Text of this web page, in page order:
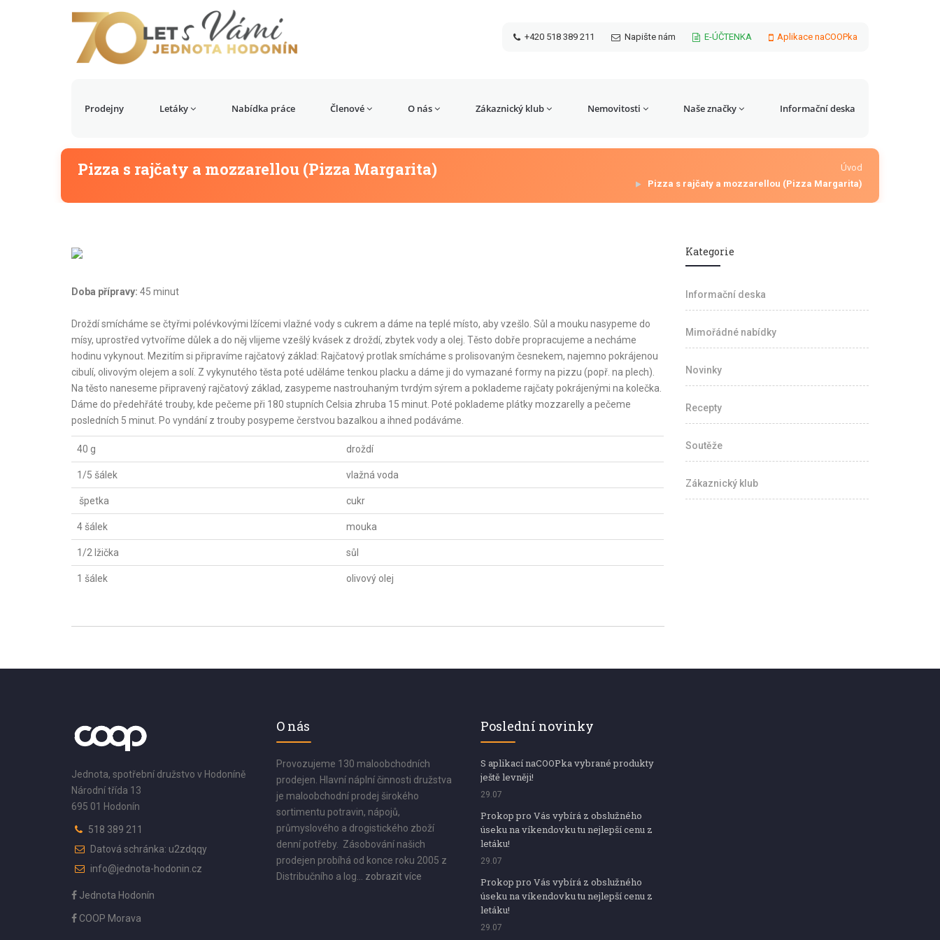
+420 518 389 211 Napište nám E-ÚČTENKA Aplikace naCOOPka
Prodejny Letáky Nabídka práce Členové O nás Zákaznický klub Nemovitosti Naše značky Informační deska
Pizza s rajčaty a mozzarellou (Pizza Margarita)
Úvod
Pizza s rajčaty a mozzarellou (Pizza Margarita)
Doba přípravy: 45 minut
Droždí smícháme se čtyřmi polévkovými lžícemi vlažné vody s cukrem a dáme na teplé místo, aby vzešlo. Sůl a mouku nasypeme do
mísy, uprostřed vytvoříme důlek a do něj vlijeme vzešlý kvásek z droždí, zbytek vody a olej. Těsto dobře propracujeme a necháme
hodinu vykynout. Mezitím si připravíme rajčatový základ: Rajčatový protlak smícháme s prolisovaným česnekem, najemno pokrájenou
cibulí, olivovým olejem a solí. Z vykynutého těsta poté uděláme tenkou placku a dáme ji do vymazané formy na pizzu (popř. na plech).
Na těsto naneseme připravený rajčatový základ, zasypeme nastrouhaným tvrdým sýrem a poklademe rajčaty pokrájenými na kolečka.
Dáme do předehřáté trouby, kde pečeme při 180 stupních Celsia zhruba 15 minut. Poté poklademe plátky mozzarelly a pečeme
posledních 5 minut. Po vyndání z trouby posypeme čerstvou bazalkou a ihned podáváme.
40 g droždí
1/5 šálek vlažná voda
špetka cukr
4 šálek mouka
1/2 lžička sůl
1 šálek olivový olej
Kategorie
Informační deska
Mimořádné nabídky
Novinky
Recepty
Soutěže
Zákaznický klub
Jednota, spotřební družstvo v Hodoníně
Národní třída 13
695 01 Hodonín
518 389 211
Datová schránka: u2zdqqy
info@jednota-hodonin.cz
Jednota Hodonín
COOP Morava
O nás
Provozujeme 130 maloobchodních
prodejen. Hlavní náplní činnosti družstva
je maloobchodní prodej širokého
sortimentu potravin, nápojů,
průmyslového a drogistického zboží
denní potřeby. Zásobování našich
prodejen probíhá od konce roku 2005 z
Distribučního a log... zobrazit více
Poslední novinky
S aplikací naCOOPka vybrané produkty
ještě levněji!
29.07
Prokop pro Vás vybírá z obslužného
úseku na víkendovku tu nejlepší cenu z
letáku!
29.07
Prokop pro Vás vybírá z obslužného
úseku na víkendovku tu nejlepší cenu z
letáku!
29.07